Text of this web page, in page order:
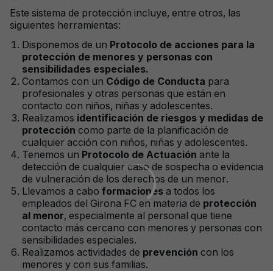
Este sistema de protección incluye, entre otros, las
siguientes herramientas:
Disponemos de un Protocolo de acciones para la
protección de menores y personas con
sensibilidades especiales.
Contamos con un Código de Conducta para
profesionales y otras personas que están en
contacto con niños, niñas y adolescentes.
Realizamos identificación de riesgos y medidas de
protección como parte de la planificación de
cualquier acción con niños, niñas y adolescentes.
Tenemos un Protocolo de Actuación ante la
detección de cualquier caso de sospecha o evidencia
de vulneración de los derechos de un menor.
Llevamos a cabo formaciones a todos los
empleados del Girona FC en materia de protección
al menor, especialmente al personal que tiene
contacto más cercano con menores y personas con
sensibilidades especiales.
Realizamos actividades de prevención con los
menores y con sus familias.